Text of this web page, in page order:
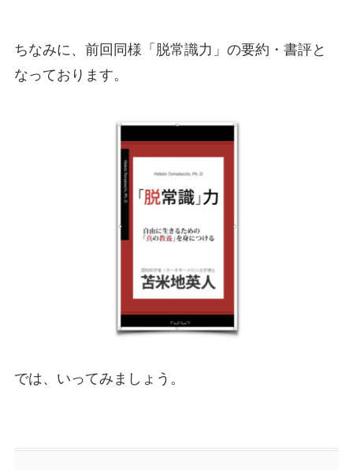
ちなみに、前回同様「脱常識力」の要約・書評と
なっております。
では、いってみましょう。